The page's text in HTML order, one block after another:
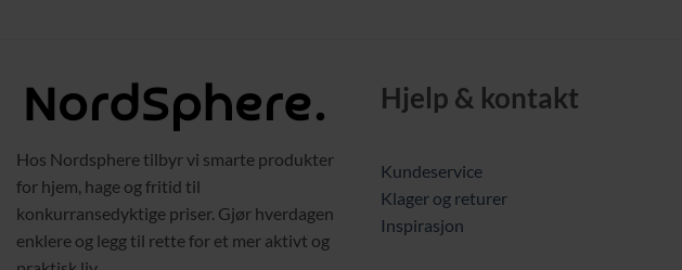
Hos Nordsphere tilbyr vi smarte produkter
for hjem, hage og fritid til
konkurransedyktige priser. Gjør hverdagen
enklere og legg til rette for et mer aktivt og
Hjelp & kontakt
Kundeservice
Klager og returer
Inspirasjon